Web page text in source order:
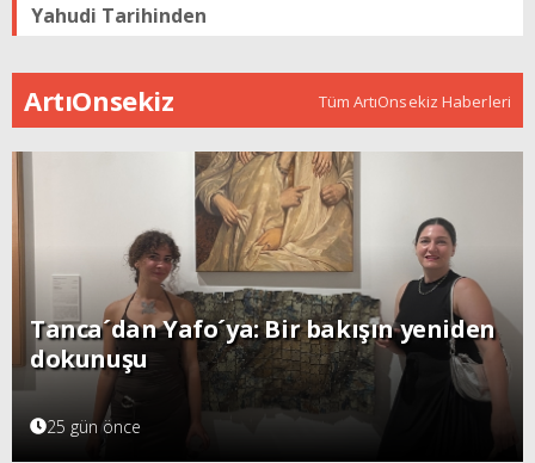
Yahudi Tarihinden
ArtıOnsekiz Tüm ArtıOnsekiz Haberleri
Tanca´dan Yafo´ya: Bir bakışın yeniden
dokunuşu
25 gün önce